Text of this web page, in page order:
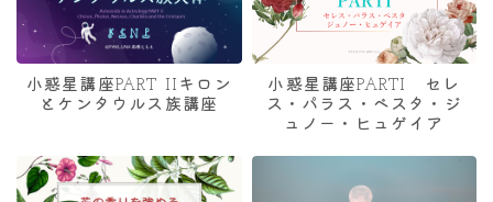
小惑星講座PART IIキロン
とケンタウルス族講座
小惑星講座PARTI セレ
ス・パラス・ベスタ・ジ
ュノー・ヒュゲイア